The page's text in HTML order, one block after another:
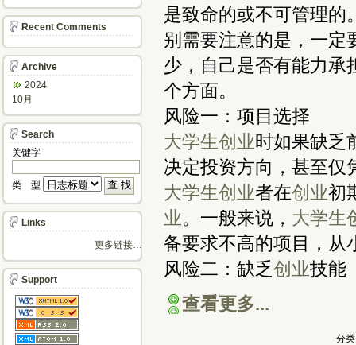
是致命的或不可管理的
别需要注意的是，一定
少，自己是否有能力
个方面。
风险一：项目选择
大学生创业时如果缺乏
决定投资方向，甚至仅
大学生创业者在创业初
业。一般来说， 大学生
备要求不高的项目，从
风险二：缺乏创业技能
查看更多...
分
Recent Comments
Archive
2024
10月
Search
关键字
类 型
Links
更多链接…
Support